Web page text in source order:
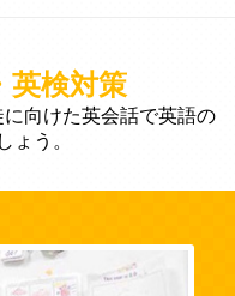
英検対策
向けた英会話で英語の
ょう。